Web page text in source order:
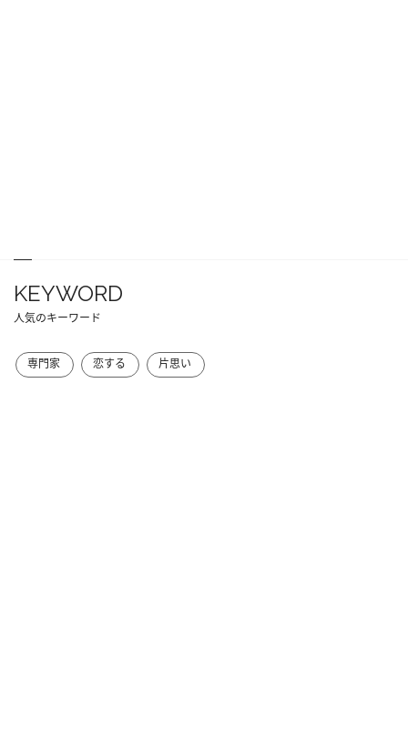
KEYWORD
人気のキーワード
専門家 恋する 片思い